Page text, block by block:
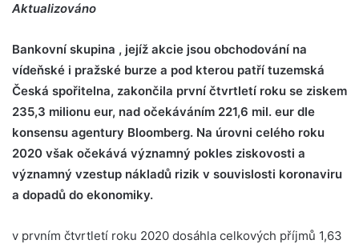
Aktualizováno
Bankovní skupina , jejíž akcie jsou obchodování na
vídeňské i pražské burze a pod kterou patří tuzemská
Česká spořitelna, zakončila první čtvrtletí roku se ziskem
235,3 milionu eur, nad očekáváním 221,6 mil. eur dle
konsensu agentury Bloomberg. Na úrovni celého roku
2020 však očekává významný pokles ziskovosti a
významný vzestup nákladů rizik v souvislosti koronaviru
a dopadů do ekonomiky.
v prvním čtvrtletí roku 2020 dosáhla celkových příjmů 1,63